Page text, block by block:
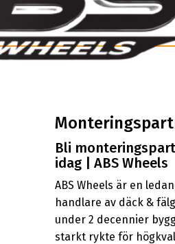
Bli
idag | ABS Wheels
ABS Wheels är en
handlare av däck &
under 2 decennier
starkt rykte för